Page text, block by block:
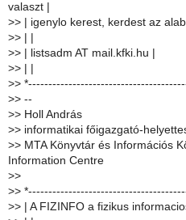
valaszt |
>> | igenylo kerest, kerdest az
>> | |
>> | listsadm AT mail.kfki.hu |
>> | |
>>
>> --
>> Holl András
>> informatikai főigazgató-
>> MTA Könyvtár és Információs
Information Centre
>>
>>
>> | A FIZINFO a fizikus